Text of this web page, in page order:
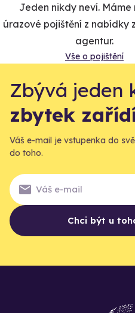
Jeden nikdy neví. Máme
úrazové pojištění z nabídky
agentur.
Vše o pojištění
Zbývá jeden
zbytek
Váš e-mail je vstupenka do
do toho.
Chci být u